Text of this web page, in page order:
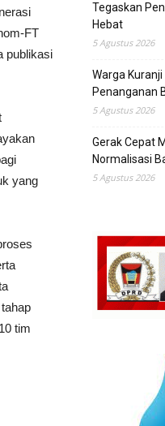
FT
publikasi
yang
tim
Tegaskan
Hebat
5 Agustus 2026
Warga
Penanganan
5 Agustus 2026
Gerak Cepat
Normalisasi
5 Agustus 2026